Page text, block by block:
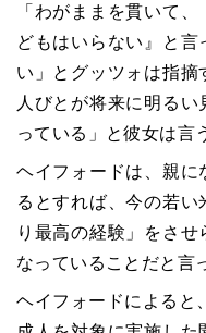
「わがままを貫いて
どもはいらない』と
い」とグッツォは指摘
人びとが将来に明る
っている」と彼女は言
ヘイフォードは、親に
るとすれば、今の若
り最高の経験」をさ
なっていることだと言
ヘイフォードによると